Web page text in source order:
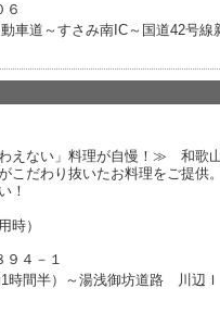
６
車道～すさみ南IC～国道42号
えない」料理が自慢！≫ 和歌山
こだわり抜いたお料理をご提供
！
時）
９４－１
時間半）～湯浅御坊道路 川辺